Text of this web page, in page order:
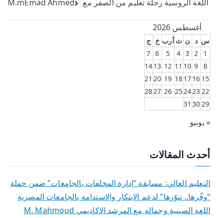
المقالات
اللغة الروسية رحلة تعليم من الصفر مع M.mEmad Ahmed
أغسطس 2026
س د ن ث أرب خ ج
1
2
3
4
5
6
7
8
9
10
11
12
13
14
15
16
17
18
19
20
21
22
23
24
25
26
27
28
29
30
31
« يونيو
أحدث المقالات
التعليم العالي: مسابقة “إدارة المخلفات بالجامعات” ضمن حملة
“وفّرها.. تنوّرها” لدعم الابتكار والاستدامة بالجامعات المصرية
اللغة الصينية وجماله مع المرشد الاكاديمي M. Mahmoud